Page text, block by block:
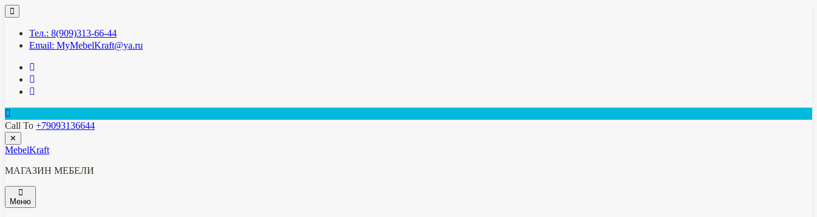
Перейти
к
содержимому
Тел.: 8(909)313-66-44
Email: MyMebelKraft@ya.ru
Call To +79093136644
✕
MebelKraft
МАГАЗИН МЕБЕЛИ
Меню